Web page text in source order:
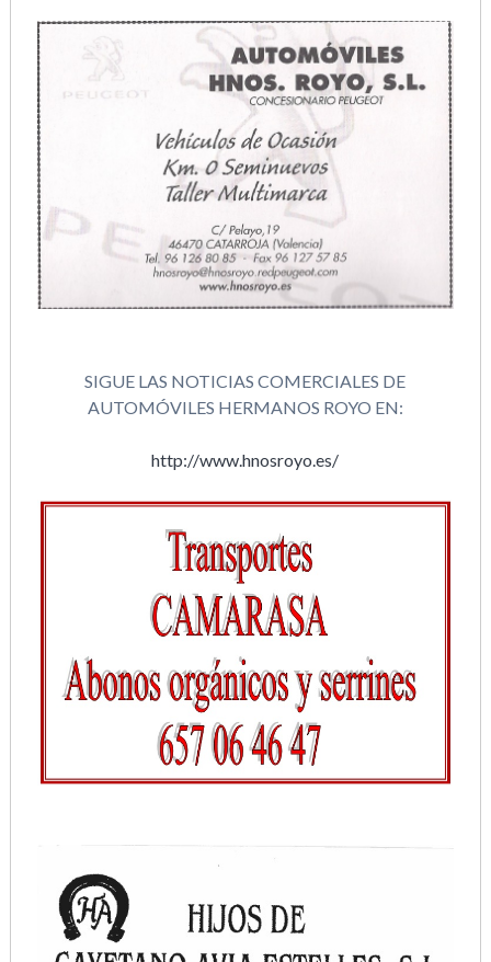
SIGUE LAS NOTICIAS COMERCIALES DE
AUTOMÓVILES HERMANOS ROYO EN:
http://www.hnosroyo.es/